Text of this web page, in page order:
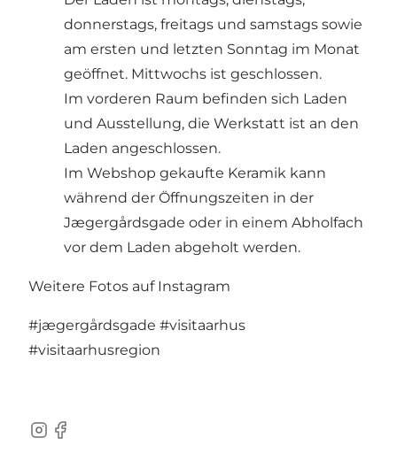
donnerstags, freitags und samstags sowie
am ersten und letzten Sonntag im Monat
geöffnet. Mittwochs ist geschlossen.
Im vorderen Raum befinden sich Laden
und Ausstellung, die Werkstatt ist an den
Laden angeschlossen.
Im Webshop gekaufte Keramik kann
während der Öffnungszeiten in der
Jægergårdsgade oder in einem Abholfach
vor dem Laden abgeholt werden.
Weitere Fotos auf Instagram
#jægergårdsgade #visitaarhus
#visitaarhusregion
Instagram
Facebook